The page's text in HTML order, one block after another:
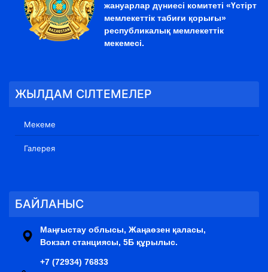
жануарлар дүниесі комитеті «Үстірт
мемлекеттік табиғи қорығы»
республикалық мемлекеттік
мекемесі.
ЖЫЛДАМ СІЛТЕМЕЛЕР
Мекеме
Галерея
БАЙЛАНЫС
Маңғыстау облысы, Жаңаөзен қаласы,
Вокзал станциясы, 5Б құрылыс.
+7 (72934) 76833